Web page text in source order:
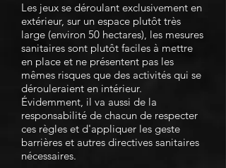
Les jeux se déroulant exclusivement en
extérieur, sur un espace plutôt très
large (environ 50 hectares), les mesures
sanitaires sont plutôt faciles à mettre
en place et ne présentent pas les
mêmes risques que des activités qui se
dérouleraient en intérieur.
Évidemment, il va aussi de la
responsabilité de chacun de respecter
ces règles et d'appliquer les geste
barrières et autres directives sanitaires
nécessaires.